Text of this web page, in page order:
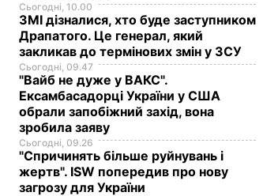
Сьогодні, 10.00
ЗМІ дізналися, хто буде заступником
Драпатого. Це генерал, який
закликав до термінових змін у ЗСУ
Сьогодні, 09.47
"Вайб не дуже у ВАКС".
Ексамбасадорці України у США
обрали запобіжний захід, вона
зробила заяву
Сьогодні, 09.26
"Спричинять більше руйнувань і
жертв". ISW попередив про нову
загрозу для України